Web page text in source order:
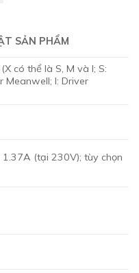
SẢN PHẨM
có thể là S, M và I; S:
Meanwell; I: Driver
(tại 230V); tùy chọn